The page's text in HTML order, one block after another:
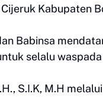
Kabupaten
Babinsa
selalu
S.I.K, M.H